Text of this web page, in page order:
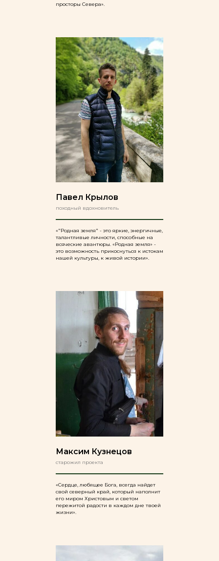
просторы Севера».
Павел Крылов
походный вдохновитель
«"Родная земля" - это яркие, энергичные,
талантливые личности, способные на
всяческие авантюры. «Родная земля» -
это возможность прикоснуться к истокам
нашей культуры, к живой истории».
Максим Кузнецов
старожил проекта
«Сердце, любящее Бога, всегда найдет
свой северный край, который наполнит
его миром Христовым и светом
пережитой радости в каждом дне твоей
жизни».